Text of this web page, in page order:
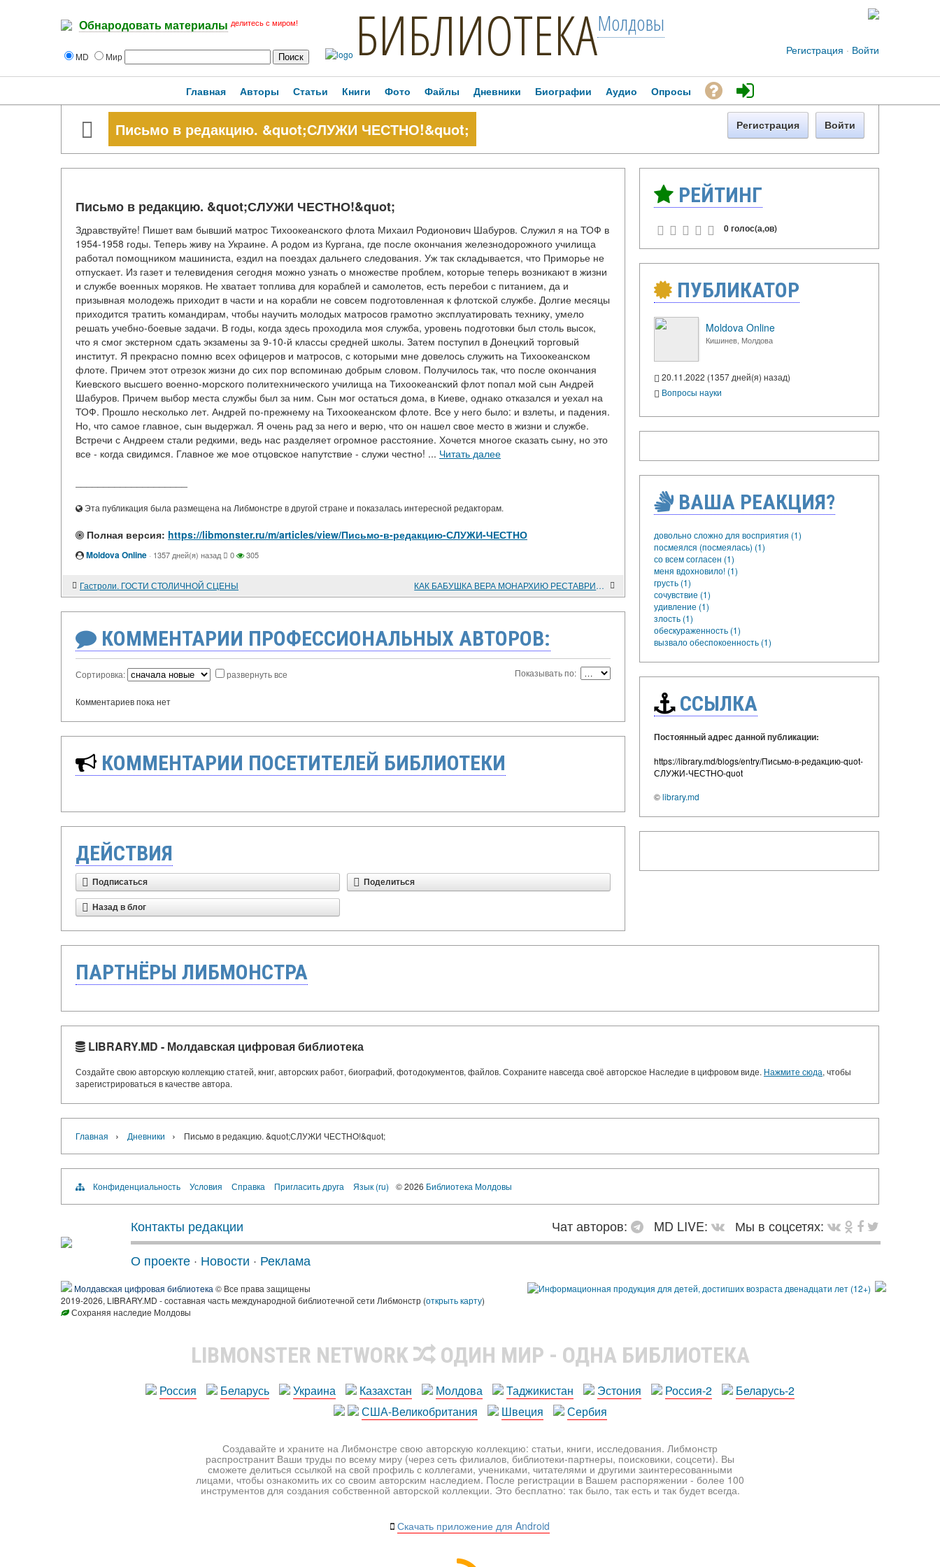
Обнародовать материалы делитесь с миром!
MD Мир БИБЛИОТЕКАМолдовы
Регистрация · Войти
Главная Авторы Статьи Книги Фото Файлы Дневники Биографии Аудио Опросы
Письмо в редакцию. &quot;СЛУЖИ ЧЕСТНО!&quot; Регистрация Войти
Письмо в редакцию. &quot;СЛУЖИ ЧЕСТНО!&quot;
Здравствуйте! Пишет вам бывший матрос Тихоокеанского флота Михаил Родионович Шабуров. Служил я на ТОФ в
1954-1958 годы. Теперь живу на Украине. А родом из Кургана, где после окончания железнодорожного училища
работал помощником машиниста, ездил на поездах дальнего следования. Уж так складывается, что Приморье не
отпускает. Из газет и телевидения сегодня можно узнать о множестве проблем, которые теперь возникают в жизни
и службе военных моряков. Не хватает топлива для кораблей и самолетов, есть перебои с питанием, да и
призывная молодежь приходит в части и на корабли не совсем подготовленная к флотской службе. Долгие месяцы
приходится тратить командирам, чтобы научить молодых матросов грамотно эксплуатировать технику, умело
решать учебно-боевые задачи. В годы, когда здесь проходила моя служба, уровень подготовки был столь высок,
что я смог экстерном сдать экзамены за 9-10-й классы средней школы. Затем поступил в Донецкий торговый
институт. Я прекрасно помню всех офицеров и матросов, с которыми мне довелось служить на Тихоокеанском
флоте. Причем этот отрезок жизни до сих пор вспоминаю добрым словом. Получилось так, что после окончания
Киевского высшего военно-морского политехнического училища на Тихоокеанский флот попал мой сын Андрей
Шабуров. Причем выбор места службы был за ним. Сын мог остаться дома, в Киеве, однако отказался и уехал на
ТОФ. Прошло несколько лет. Андрей по-прежнему на Тихоокеанском флоте. Все у него было: и взлеты, и падения.
Но, что самое главное, сын выдержал. Я очень рад за него и верю, что он нашел свое место в жизни и службе.
Встречи с Андреем стали редкими, ведь нас разделяет огромное расстояние. Хочется многое сказать сыну, но это
все - когда свидимся. Главное же мое отцовское напутствие - служи честно! ... Читать далее
Эта публикация была размещена на Либмонстре в другой стране и показалась интересной редакторам.
Полная версия: https://libmonster.ru/m/articles/view/Письмо-в-редакцию-СЛУЖИ-ЧЕСТНО
Moldova Online · 1357 дней(я) назад 0 305
Гастроли. ГОСТИ СТОЛИЧНОЙ СЦЕНЫ КАК БАБУШКА ВЕРА МОНАРХИЮ РЕСТАВРИРОВАЛА
КОММЕНТАРИИ ПРОФЕССИОНАЛЬНЫХ АВТОРОВ:
Сортировка: развернуть все Показывать по:
Комментариев пока нет
КОММЕНТАРИИ ПОСЕТИТЕЛЕЙ БИБЛИОТЕКИ
ДЕЙСТВИЯ
Подписаться Поделиться
Назад в блог
РЕЙТИНГ
0 голос(а,ов)
ПУБЛИКАТОР
Moldova Online
Кишинев, Молдова
20.11.2022 (1357 дней(я) назад)
Вопросы науки
ВАША РЕАКЦИЯ?
довольно сложно для восприятия (1)
посмеялся (посмеялась) (1)
со всем согласен (1)
меня вдохновило! (1)
грусть (1)
сочувствие (1)
удивление (1)
злость (1)
обескураженность (1)
вызвало обеспокоенность (1)
ССЫЛКА
Постоянный адрес данной публикации:
https://library.md/blogs/entry/Письмо-в-редакцию-quot-
СЛУЖИ-ЧЕСТНО-quot
©library.md
ПАРТНЁРЫ ЛИБМОНСТРА
LIBRARY.MD - Молдавская цифровая библиотека
Создайте свою авторскую коллекцию статей, книг, авторских работ, биографий, фотодокументов, файлов. Сохраните навсегда своё авторское Наследие в цифровом виде. Нажмите сюда, чтобы
зарегистрироваться в качестве автора.
Главная › Дневники › Письмо в редакцию. &quot;СЛУЖИ ЧЕСТНО!&quot;
Конфиденциальность Условия Справка Пригласить друга Язык (ru) © 2026 Библиотека Молдовы
Контакты редакции Чат авторов: MD LIVE:
Мы в соцсетях:
О проекте · Новости · Реклама
Молдавская цифровая библиотека © Все права защищены
2019-2026, LIBRARY.MD - составная часть международной библиотечной сети Либмонстр (открыть карту)
Сохраняя наследие Молдовы
LIBMONSTER NETWORK ОДИН МИР - ОДНА БИБЛИОТЕКА
Россия Беларусь Украина Казахстан Молдова Таджикистан Эстония Россия-2
Беларусь-2
США-Великобритания
Швеция Сербия
Создавайте и храните на Либмонстре свою авторскую коллекцию: статьи, книги, исследования. Либмонстр
распространит Ваши труды по всему миру (через сеть филиалов, библиотеки-партнеры, поисковики, соцсети). Вы
сможете делиться ссылкой на свой профиль с коллегами, учениками, читателями и другими заинтересованными
лицами, чтобы ознакомить их со своим авторским наследием. После регистрации в Вашем распоряжении - более 100
инструментов для создания собственной авторской коллекции. Это бесплатно: так было, так есть и так будет всегда.
Скачать приложение для Android